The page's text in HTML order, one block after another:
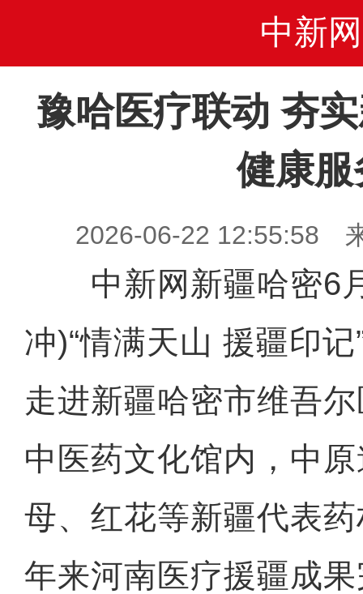
中新网
豫哈医疗联动 夯
健康服
2026-06-22 12:55:58
中新网新疆哈密6
冲)“情满天山 援疆印
走进新疆哈密市维吾
中医药文化馆内，中
母、红花等新疆代表
年来河南医疗援疆成